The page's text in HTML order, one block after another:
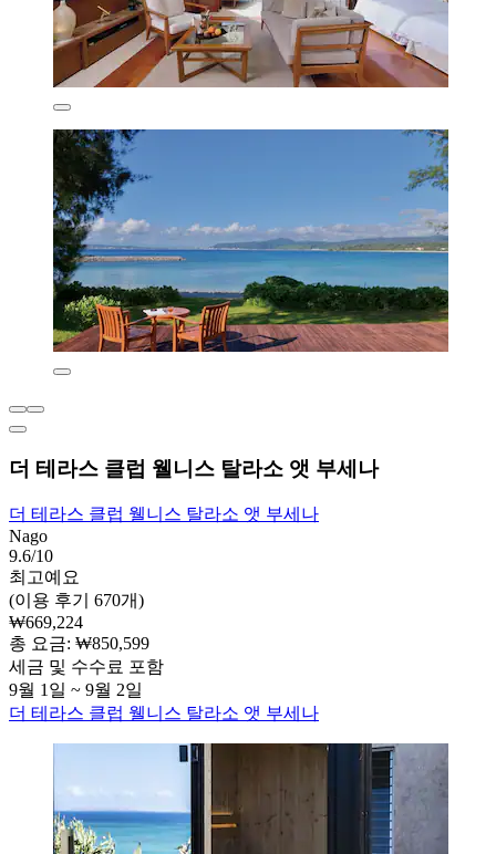
더 테라스 클럽 웰니스 탈라소 앳 부세나
더 테라스 클럽 웰니스 탈라소 앳 부세나
Nago
9.6/10
최고예요
(이용 후기 670개)
₩669,224
총 요금: ₩850,599
세금 및 수수료 포함
9월 1일 ~ 9월 2일
더 테라스 클럽 웰니스 탈라소 앳 부세나